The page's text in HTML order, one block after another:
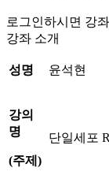
로그인하시면 강
강좌 소개
성명 윤석현
강의
명
(주제 )
단일세포